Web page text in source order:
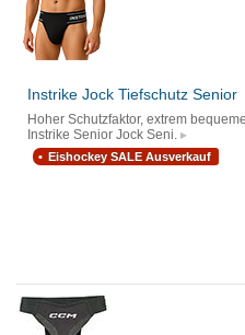
Instrike Jock Tiefschutz Senior
Hoher Schutzfaktor, extrem
Instrike Senior Jock Seni.
Eishockey SALE Ausverkauf